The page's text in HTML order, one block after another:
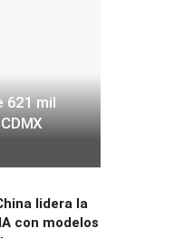
621 mil
lidera la
con modelos